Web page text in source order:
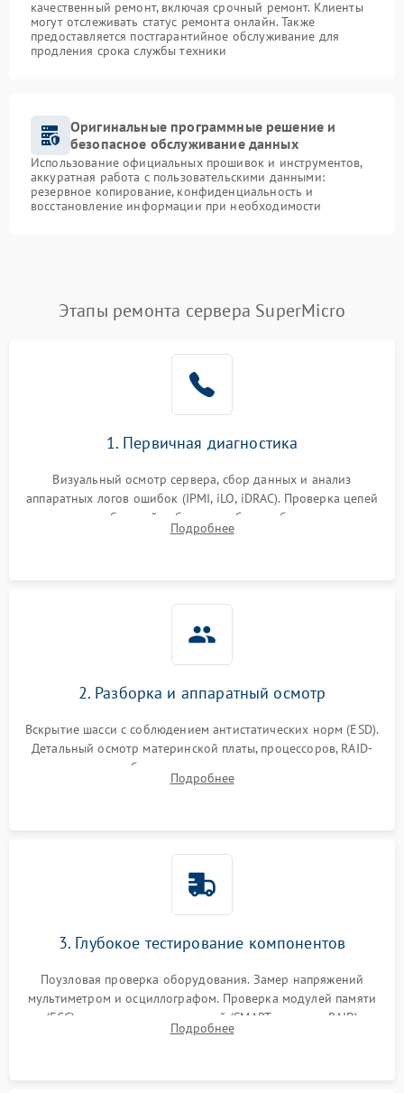
качественный ремонт, включая срочный ремонт. Клиенты
могут отслеживать статус ремонта онлайн. Также
предоставляется постгарантийное обслуживание для
продления срока службы техники
Оригинальные программные решение и
безопасное обслуживание данных
Использование официальных прошивок и инструментов,
аккуратная работа с пользовательскими данными:
резервное копирование, конфиденциальность и
восстановление информации при необходимости
Этапы ремонта сервера SuperMicro
1. Первичная диагностика
Визуальный осмотр сервера, сбор данных и анализ
аппаратных логов ошибок (IPMI, iLO, iDRAC). Проверка цепей
питания и базовой работоспособности без вскрытия
корпуса для быстрой локализации сбоя.
Подробнее
2. Разборка и аппаратный осмотр
Вскрытие шасси с соблюдением антистатических норм (ESD).
Детальный осмотр материнской платы, процессоров, RAID-
контроллеров и блоков питания на наличие термических
повреждений, прогаров или окислений.
Подробнее
3. Глубокое тестирование компонентов
Поузловая проверка оборудования. Замер напряжений
мультиметром и осциллографом. Проверка модулей памяти
(ECC) и состояния накопителей (SMART, массивы RAID)
специализированными диагностическими утилитами.
Подробнее